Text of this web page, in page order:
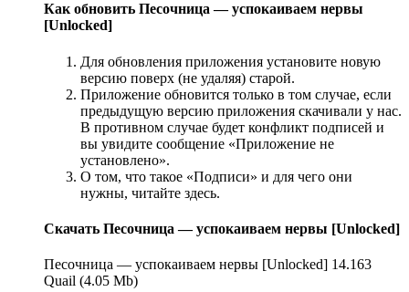
Как обновить Песочница — успокаиваем нервы
[Unlocked]
Для обновления приложения установите новую
версию поверх (не удаляя) старой.
Приложение обновится только в том случае, если
предыдущую версию приложения скачивали у нас.
В противном случае будет конфликт подписей и
вы увидите сообщение «Приложение не
установлено».
О том, что такое «Подписи» и для чего они
нужны, читайте здесь.
Скачать Песочница — успокаиваем нервы [Unlocked]
Песочница — успокаиваем нервы [Unlocked] 14.163
Quail (4.05 Mb)